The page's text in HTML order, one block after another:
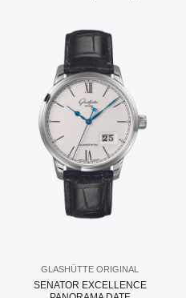
GLASHÜTTE ORIGINAL
SENATOR EXCELLENCE